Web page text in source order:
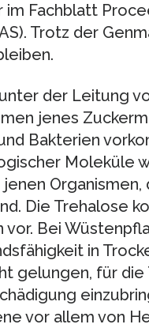
im Fachblatt
Trotz der
der Leitung
jenes
Bakterien
Moleküle
Die Trehalose
vor. Bei
in
gelungen, für
vor allem von